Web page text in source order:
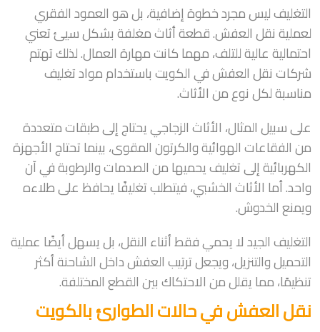
التغليف ليس مجرد خطوة إضافية، بل هو العمود الفقري
لعملية نقل العفش. قطعة أثاث مغلفة بشكل سيئ تعني
احتمالية عالية للتلف، مهما كانت مهارة العمال. لذلك تهتم
شركات نقل العفش في الكويت باستخدام مواد تغليف
مناسبة لكل نوع من الأثاث.
على سبيل المثال، الأثاث الزجاجي يحتاج إلى طبقات متعددة
من الفقاعات الهوائية والكرتون المقوى، بينما تحتاج الأجهزة
الكهربائية إلى تغليف يحميها من الصدمات والرطوبة في آن
واحد. أما الأثاث الخشبي، فيتطلب تغليفًا يحافظ على طلاءه
ويمنع الخدوش.
التغليف الجيد لا يحمي فقط أثناء النقل، بل يسهل أيضًا عملية
التحميل والتنزيل، ويجعل ترتيب العفش داخل الشاحنة أكثر
تنظيمًا، مما يقلل من الاحتكاك بين القطع المختلفة.
نقل العفش في حالات الطوارئ بالكويت